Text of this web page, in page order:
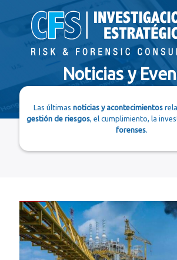
Noticias y
Las últimas noticias y acontecimientos
gestión de riesgos, el cumplimiento, la
forenses.